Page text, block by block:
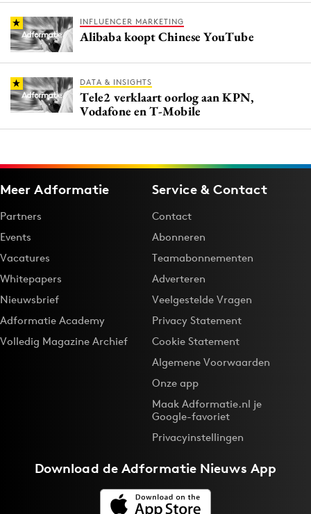
INFLUENCER MARKETING
Alibaba koopt Chinese YouTube
DATA & INSIGHTS
Tele2 verklaart oorlog aan KPN,
Vodafone en T-Mobile
Meer Adformatie
Partners
Events
Vacatures
Whitepapers
Nieuwsbrief
Adformatie Academy
Volledig Magazine Archief
Service & Contact
Contact
Abonneren
Teamabonnementen
Adverteren
Veelgestelde Vragen
Privacy Statement
Cookie Statement
Algemene Voorwaarden
Onze app
Maak Adformatie.nl je
Google-favoriet
Privacyinstellingen
Download deAdformatie Nieuws App